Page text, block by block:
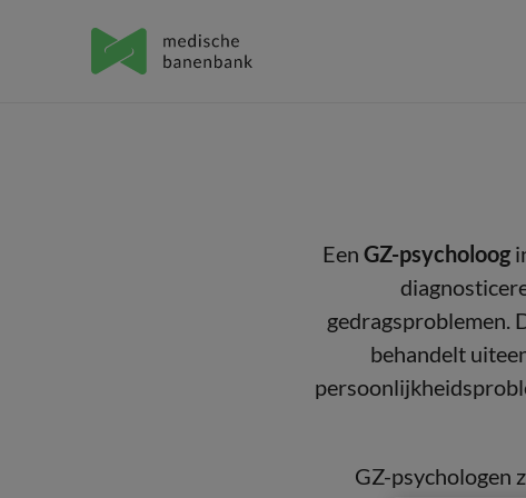
Een GZ-psycholoog
gedragsproblemen.
behandelt
GZ-psychologen